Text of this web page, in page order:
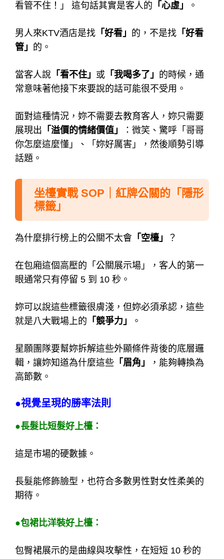
看管不住！」 這句話其實是客人的 「心虛」 。
男人來KTV酒店是找 「好看」 的，不是找 「好看
管」 的。
當客人說 「看不住」 或 「我喝多了」 的時候，通
常意味著他接下來要說的話可能很不受用。
面對這種情況，妳不需要去教育客人，妳只需要
展現出 「溢價的情緒價值」
：微笑、驚呼「哥哥
你怎麼這麼懂」、「妳好厲害」，然後順勢引導
話題。
坐檯實戰 SOP｜紅牌公關的「隱形
標籤」
為什麼排行榜上的公關不太會 「空檯」 ？
在包廂這個高壓的「公關展示場」，客人的第一
眼通常只有停留 5 到 10 秒。
妳可以說這些標籤很膚淺，但妳必須承認，這些
就是八大戰場上的 「競爭力」 。
星願團隊要幫妳拆解這些外顯條件背後的底層邏
輯，讓妳知道為什麼這些 「眉角」
，能夠轉換為
高節數。
●視覺呈現的勝率法則
●長髮比短髮好上檯：
這是市場的硬數據。
長髮能修飾臉型，也符合多數男性對女性柔美的
期待。
●包裙比洋裝好上檯：
包臀裙展示的是曲線與攻擊性，在短短 10 秒的